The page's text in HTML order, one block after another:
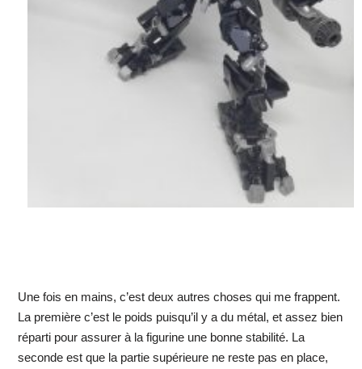
Une fois en mains, c’est deux autres choses qui me frappent.
La première c’est le poids puisqu’il y a du métal, et assez bien
réparti pour assurer à la figurine une bonne stabilité. La
seconde est que la partie supérieure ne reste pas en place,